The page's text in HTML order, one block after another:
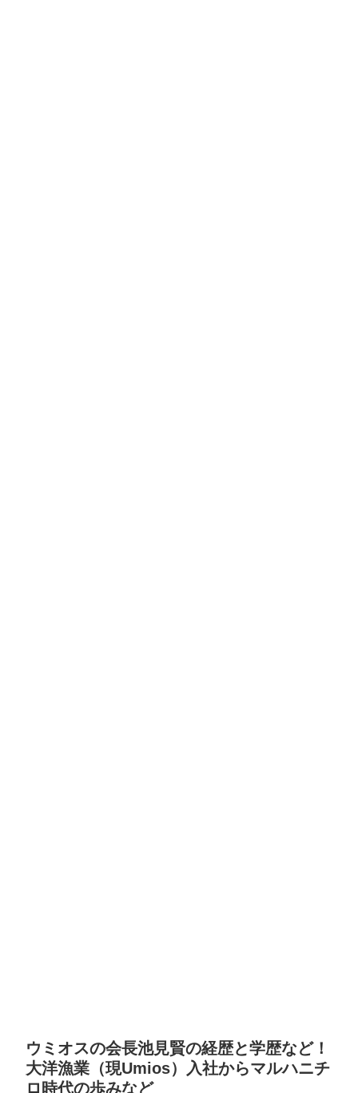
ウミオスの会長池見賢の経歴と学歴など！
大洋漁業（現Umios）入社からマルハニチ
ロ時代の歩みなど